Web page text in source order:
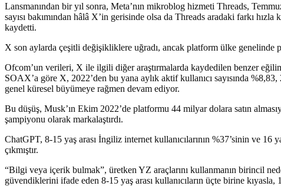
Lansmanından bir yıl sonra, Meta’nın mikroblog hizmeti Threads,
sayısı bakımından hâlâ X’in gerisinde olsa da Threads aradaki farkı
kaydetti.
X son aylarda çeşitli değişikliklere uğradı, ancak platform ülke genelinde
Ofcom’un verileri, X ile ilgili diğer araştırmalarda kaydedilen benzer
SOAX’a göre X, 2022’den bu yana aylık aktif kullanıcı sayısında
genel küresel büyümeye rağmen devam ediyor.
Bu düşüş, Musk’ın Ekim 2022’de platformu 44 milyar dolara satın
şampiyonu olarak markalaştırdı.
ChatGPT, 8-15 yaş arası İngiliz internet kullanıcılarının %37’sinin ve
çıkmıştır.
“Bilgi veya içerik bulmak”, üretken YZ araçlarını kullanmanın birincil
güvendiklerini ifade eden 8-15 yaş arası kullanıcıların üçte birine